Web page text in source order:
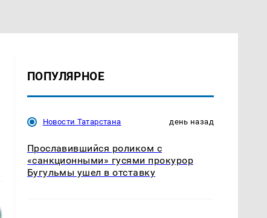
ПОПУЛЯРНОЕ
Новости Татарстана день назад
Прославившийся роликом с
«санкционными» гусями прокурор
Бугульмы ушел в отставку